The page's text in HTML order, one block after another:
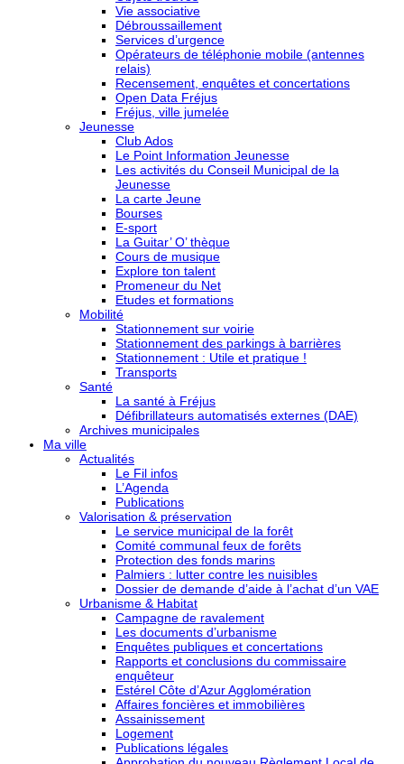
Vie associative
Débroussaillement
Services d’urgence
Opérateurs de téléphonie mobile (antennes
relais)
Recensement, enquêtes et concertations
Open Data Fréjus
Fréjus, ville jumelée
Jeunesse
Club Ados
Le Point Information Jeunesse
Les activités du Conseil Municipal de la
Jeunesse
La carte Jeune
Bourses
E-sport
La Guitar’ O’ thèque
Cours de musique
Explore ton talent
Promeneur du Net
Etudes et formations
Mobilité
Stationnement sur voirie
Stationnement des parkings à barrières
Stationnement : Utile et pratique !
Transports
Santé
La santé à Fréjus
Défibrillateurs automatisés externes (DAE)
Archives municipales
Ma ville
Actualités
Le Fil infos
L’Agenda
Publications
Valorisation & préservation
Le service municipal de la forêt
Comité communal feux de forêts
Protection des fonds marins
Palmiers : lutter contre les nuisibles
Dossier de demande d’aide à l’achat d’un VAE
Urbanisme & Habitat
Campagne de ravalement
Les documents d’urbanisme
Enquêtes publiques et concertations
Rapports et conclusions du commissaire
enquêteur
Estérel Côte d’Azur Agglomération
Affaires foncières et immobilières
Assainissement
Logement
Publications légales